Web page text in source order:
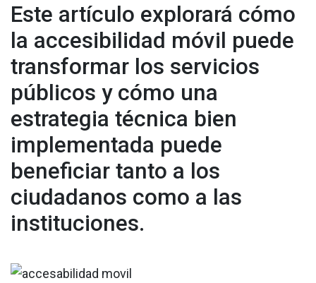
Este artículo explorará cómo
la accesibilidad móvil puede
transformar los servicios
públicos y cómo una
estrategia técnica bien
implementada puede
beneficiar tanto a los
ciudadanos como a las
instituciones.